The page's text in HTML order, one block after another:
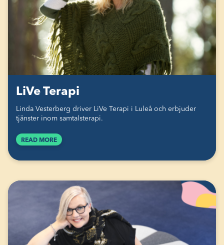
LiVe Terapi
Linda Vesterberg driver LiVe Terapi i Luleå och erbjuder
tjänster inom samtalsterapi.
READ MORE